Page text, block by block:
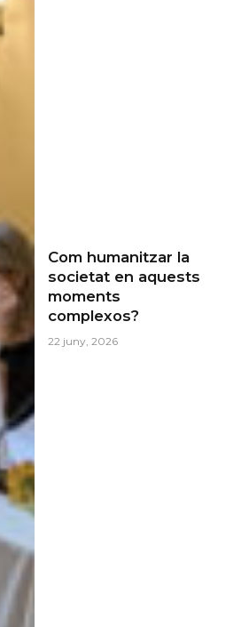
Com humanitzar la
societat en aquests
moments
complexos?
22 juny, 2026